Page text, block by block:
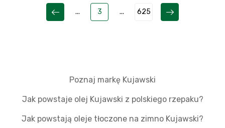
... 3 ... 625
Poznaj markę Kujawski
Jak powstaje olej Kujawski z polskiego rzepaku?
Jak powstają oleje tłoczone na zimno Kujawski?